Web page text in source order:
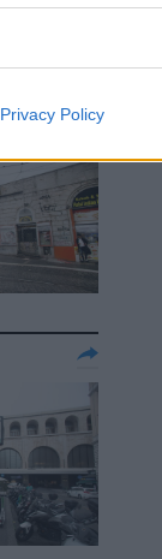
Privacy Policy